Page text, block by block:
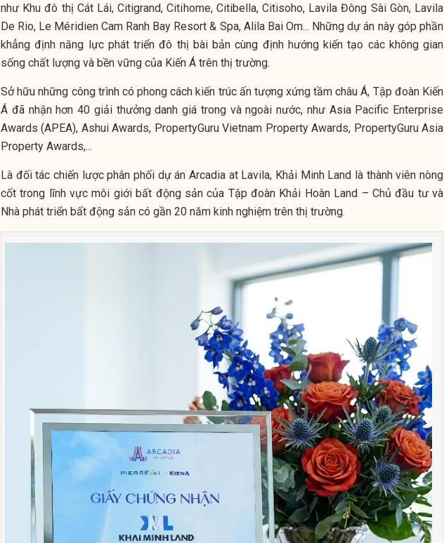
như Khu đô thị Cát Lái, Citigrand, Citihome, Citibella, Citisoho, Lavila Đông Sài Gòn, Lavila
De Rio, Le Méridien Cam Ranh Bay Resort & Spa, Alila Bai Om... Những dự án này góp phần
khẳng định năng lực phát triển đô thị bài bản cùng định hướng kiến tạo các không gian
sống chất lượng và bền vững của Kiến Á trên thị trường.
Sở hữu những công trình có phong cách kiến trúc ấn tượng xứng tầm châu Á, Tập đoàn Kiến
Á đã nhận hơn 40 giải thưởng danh giá trong và ngoài nước, như Asia Pacific Enterprise
Awards (APEA), Ashui Awards, PropertyGuru Vietnam Property Awards, PropertyGuru Asia
Property Awards,...
Là đối tác chiến lược phân phối dự án Arcadia at Lavila, Khải Minh Land là thành viên nòng
cốt trong lĩnh vực môi giới bất động sản của Tập đoàn Khải Hoàn Land – Chủ đầu tư và
Nhà phát triển bất động sản có gần 20 năm kinh nghiệm trên thị trường.